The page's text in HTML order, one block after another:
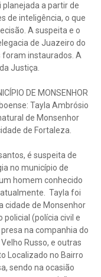
planejada a partir de
de inteligência, o que
A suspeita e o
de Juazeiro do
foram instaurados. A
Justiça.
DE MONSENHOR
Tayla Ambrósio
de Monsenhor
de Fortaleza.
é suspeita de
no município de
homem conhecido
Tayla foi
cidade de Monsenhor
(polícia civil e
na companhia do
Russo, e outras
Localizado no Bairro
sendo na ocasião